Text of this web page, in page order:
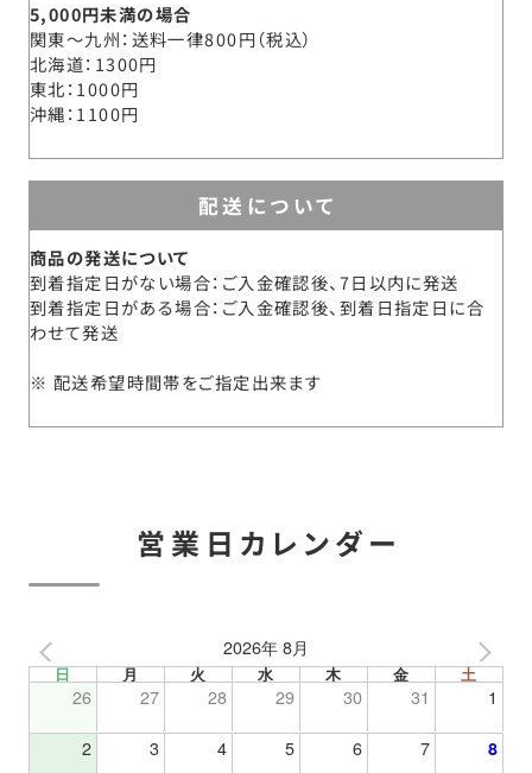
5,000円未満の場合
関東～九州 送料一律800円（税込）
北海道 1300円
東北 1000円
沖縄 1100円
配送について
商品の発送について
到着指定日がない場合：ご入金確認後、7日以内に発送
到着指定日がある場合：ご入金確認後、到着日指定日に合
わせて発送
配送希望時間帯をご指定出来ます
営業日カレンダー
2026年 8月
日 月 火 水 木 金 土
26 27 28 29 30 31 1
2 3 4 5 6 7 8